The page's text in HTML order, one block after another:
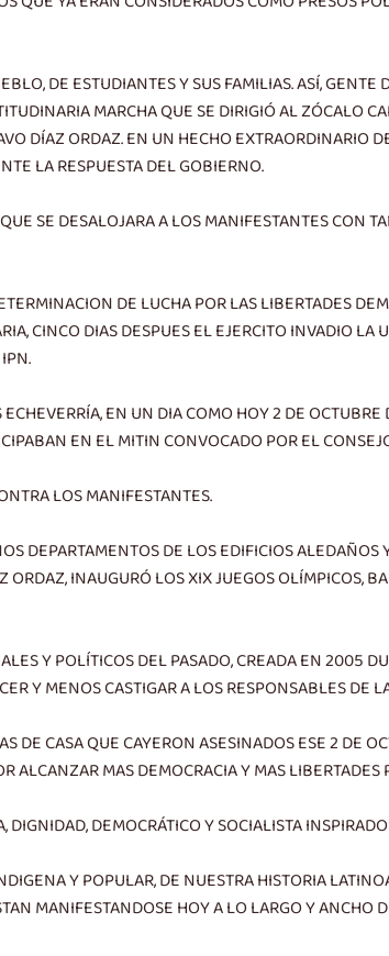
DE ESTUDIANTES Y SUS FAMILIAS. ASÍ, GENTE
MARCHA QUE SE DIRIGIÓ AL ZÓCALO
DÍAZ ORDAZ. EN UN HECHO EXTRAORDINARIO
LA RESPUESTA DEL GOBIERNO.
SE DESALOJARA A LOS MANIFESTANTES CON
DE LUCHA POR LAS LIBERTADES
CINCO DIAS DESPUES EL EJERCITO INVADIO LA
EN UN DIA COMO HOY 2 DE OCTUBRE
EN EL MITIN CONVOCADO POR EL
LOS MANIFESTANTES.
DEPARTAMENTOS DE LOS EDIFICIOS ALEDAÑOS
INAUGURÓ LOS XIX JUEGOS OLÍMPICOS,
Y POLÍTICOS DEL PASADO, CREADA EN 2005
Y MENOS CASTIGAR A LOS RESPONSABLES DE
DE CASA QUE CAYERON ASESINADOS ESE 2 DE
ALCANZAR MAS DEMOCRACIA Y MAS LIBERTADES
DEMOCRÁTICO Y SOCIALISTA
Y POPULAR, DE NUESTRA HISTORIA
MANIFESTANDOSE HOY A LO LARGO Y ANCHO